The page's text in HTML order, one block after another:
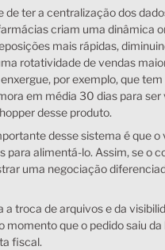
de ter a centralização dos
criam uma dinâmica
mais rápidas,
rotatividade de vendas
por exemplo, que
em média 30 dias para ser
desse produto.
desse sistema é que o
para alimentá-lo. Assim, se o
uma negociação
a troca de arquivos e da
momento que o pedido saiu da
fiscal.